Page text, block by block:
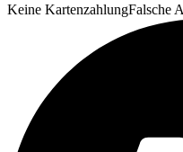
Keine KartenzahlungFalsche